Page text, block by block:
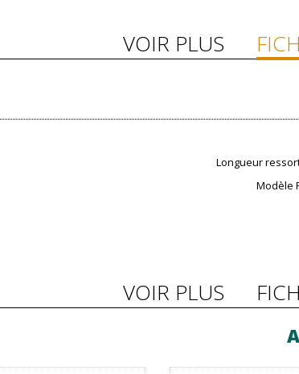
VOIR PLUS
Longueur
Modèle
VOIR PLUS